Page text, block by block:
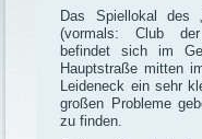
Das Spiellokal des
(vormals: Club der
befindet sich im
Hauptstraße mitten
Leideneck ein sehr
großen Probleme
zu finden.